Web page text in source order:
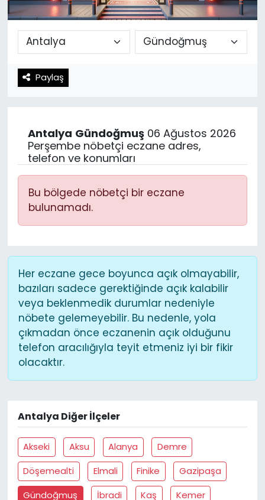
Paylaş
Antalya Gündoğmuş06 Ağustos 2026
Perşembe nöbetçi eczane adres,
telefon ve konumları
Bu bölgede nöbetçi bir eczane
bulunamadı.
Her eczane gece boyunca açık olmayabilir,
bazıları sadece gerektiğinde açık kalabilir
veya beklenmedik durumlar nedeniyle
nöbete gelemeyebilir. Bu nedenle, yola
çıkmadan önce eczanenin açık olduğunu
telefon aracılığıyla teyit etmeniz iyi bir fikir
olacaktır.
Antalya Diğer İlçeler
Akseki Aksu Alanya
Demre
Döşemealti
Elmali Finike
Gazipaşa
Gündoğmuş
İbradi Kaş
Kemer
Spor
Teknoloji
Resmi İlanlar
Teknoloji
Yaşam
Künye
İletişim